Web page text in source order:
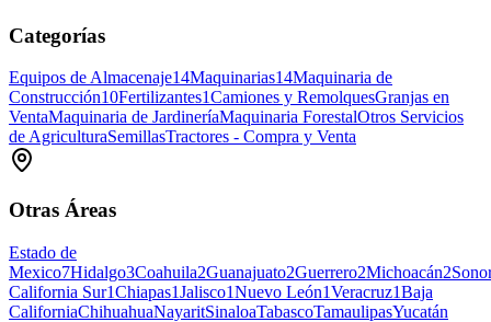
Categorías
Equipos de Almacenaje14Maquinarias14Maquinaria de
Construcción10Fertilizantes1Camiones y RemolquesGranjas en
VentaMaquinaria de JardineríaMaquinaria ForestalOtros Servicios
de AgriculturaSemillasTractores - Compra y Venta
Otras Áreas
Estado de
Mexico7Hidalgo3Coahuila2Guanajuato2Guerrero2Michoacán2
California Sur1Chiapas1Jalisco1Nuevo León1Veracruz1Baja
CaliforniaChihuahuaNayaritSinaloaTabascoTamaulipasYucatán